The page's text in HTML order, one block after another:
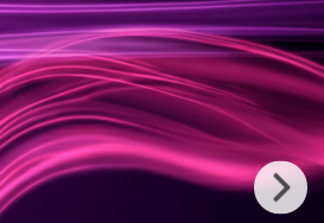
New in: Viseiras
Ver todos